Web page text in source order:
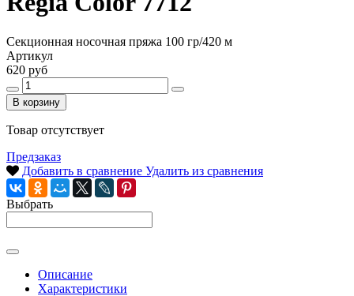
Секционная носочная пряжа 100 гр/420 м
Артикул
620 руб
В корзину
Товар отсутствует
Предзаказ
Добавить в сравнение Удалить из сравнения
Выбрать
Описание
Характеристики